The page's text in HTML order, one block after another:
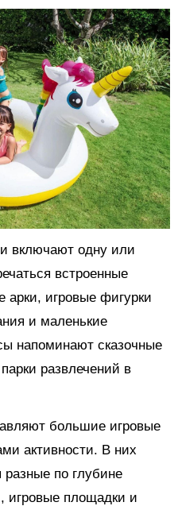
включают одну или
встроенные
арки, игровые фигурки
и маленькие
напоминают сказочные
развлечений в
большие игровые
активности. В них
по глубине
игровые площадки и